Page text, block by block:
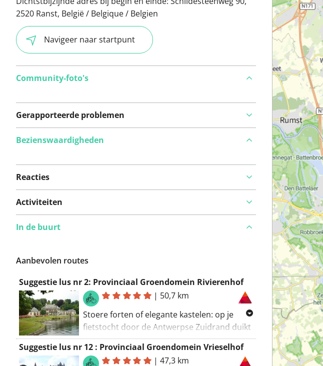
2520 Ranst, België / Belgique / Belgien
Navigeer naar startpunt
Community-foto's
Gerapporteerde problemen
problemen op deze
Iets opgevallen op deze route?
Bezienswaardigheden
Reacties
Activiteiten
In de buurt
Aanbevolen routes
Suggestie lus nr 2: Provinciaal Groendomein Rivierenhof
| 50,7 km
Stoere forten of elegante kastelen: op je
fietstocht door de Antwerpse Zuidrand duikt
heel wat bijzonder erfgoed op. Naast het
sfeervolle Rivierenhof ontdek je nog meer
Suggestie lus nr 12 : Provinciaal Groendomein Vrieselhof
|47,3 km